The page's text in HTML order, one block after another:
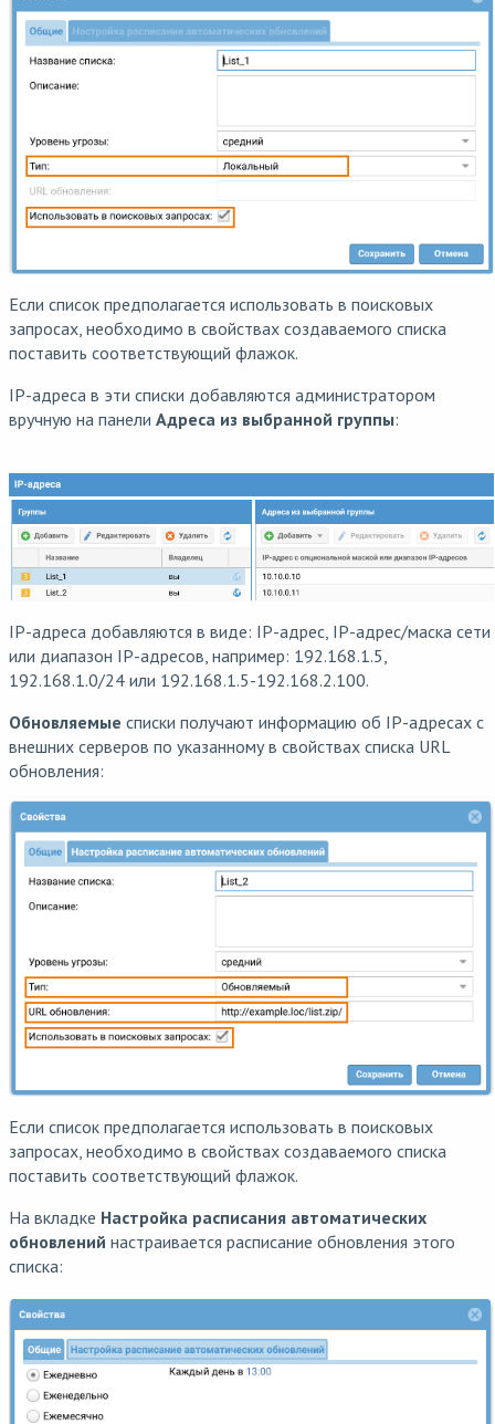
Если список предполагается использовать в поисковых
запросах, необходимо в свойствах создаваемого списка
поставить соответствующий флажок.
IP-адреса в эти списки добавляются администратором
вручную на панели Адреса из выбранной группы:
IP-адреса добавляются в виде: IP-адрес, IP-адрес/маска сети
или диапазон IP-адресов, например: 192.168.1.5,
192.168.1.0/24 или 192.168.1.5-192.168.2.100.
Обновляемые списки получают информацию об IP-адресах с
внешних серверов по указанному в свойствах списка URL
обновления:
Если список предполагается использовать в поисковых
запросах, необходимо в свойствах создаваемого списка
поставить соответствующий флажок.
На вкладке Настройка расписания автоматических
обновлений настраивается расписание обновления этого
списка: